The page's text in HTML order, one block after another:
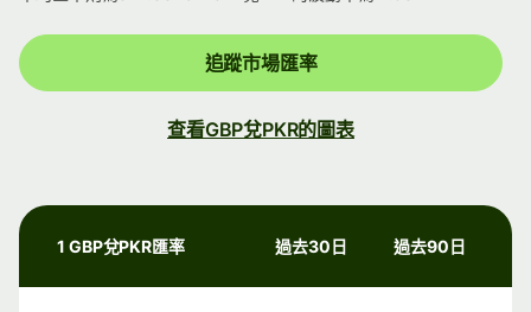
追蹤市場匯率
查看GBP兌PKR的圖表
1 GBP兌PKR匯率 過去30日 過去90日